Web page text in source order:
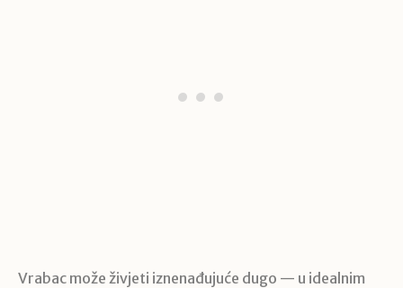
Vrabac može živjeti iznenađujuće dugo — u idealnim